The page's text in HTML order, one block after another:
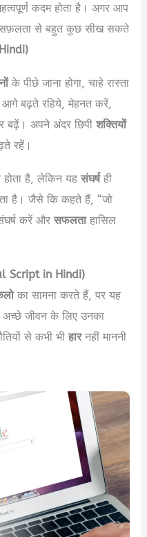
कदम होता है। अगर आप
से बहुत कुछ सीख सकते
के पीछे जाना होगा, चाहे रास्ता
आगे बढ़ते रहिये, मेहनत करें,
बढ़ें। अपने अंदर छिपीशक्तियों
रहें।
होता है, लेकिन यहसंघर्षही
है। जैसे कि कहते हैं, “जो
करें औरसफलताहासिल
Script in Hindi)
का सामना करते हैं, पर यह
अच्छे जीवन के लिए उनका
से कभी भीहारनहीं माननी